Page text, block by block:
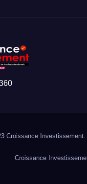
Croissance
Croissance